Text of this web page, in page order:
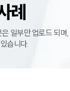
례
일부만 업로드 되며,
습니다.